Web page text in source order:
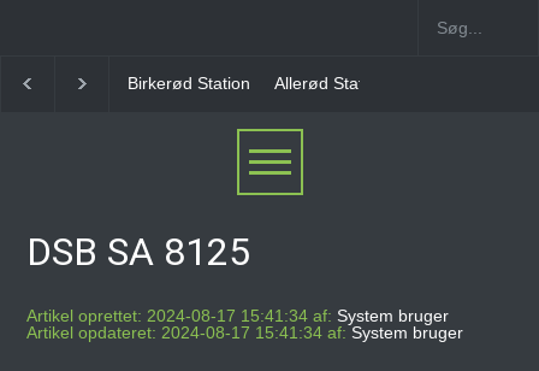
Allerød Station Favrholm Station
DSB SA 8125
Artikel oprettet: 2024-08-17 15:41:34 af: System bruger
Artikel opdateret: 2024-08-17 15:41:34 af: System bruger